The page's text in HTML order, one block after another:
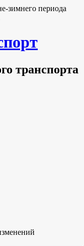
зимнего периода
транспорта